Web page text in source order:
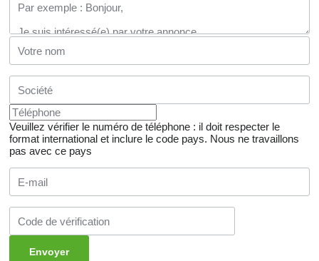
Veuillez vérifier le numéro de téléphone : il doit respecter le
format international et inclure le code pays. Nous ne travaillons
pas avec ce pays